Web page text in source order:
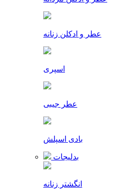
عطر و ادکلن زنانه
اسپری
عطر جیبی
بادی اسپلش
بدلیجات
انگشتر زنانه